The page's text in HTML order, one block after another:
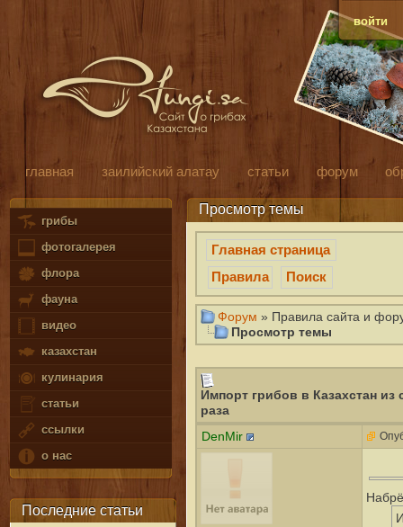
войти
главная заилийский алатау статьи форум
грибы
фотогалерея
флора
фауна
видео
казахстан
кулинария
статьи
ссылки
о нас
Последние статьи
Просмотр темы
Главная страница
Правила
Поиск
Форум » Правила сайта и
Просмотр темы
Импорт грибов в Казахстан
раза
DenMir